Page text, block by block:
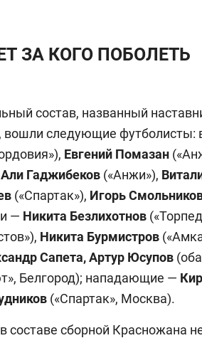
ЗА КОГО ПОБОЛЕТЬ
состав, названный
, вошли следующие футболисты:
Евгений Помазан
Али Гаджибеков («Анжи»),
(«Спартак»), Игорь
— Никита Безлихотнов
Никита Бурмистров
Сапета, Артур Юсупов
Белгород); нападающие —
(«Спартак», Москва).
составе сборной Красножана